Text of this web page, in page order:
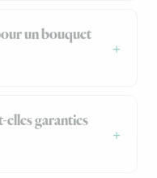
un bouquet
elles garanties